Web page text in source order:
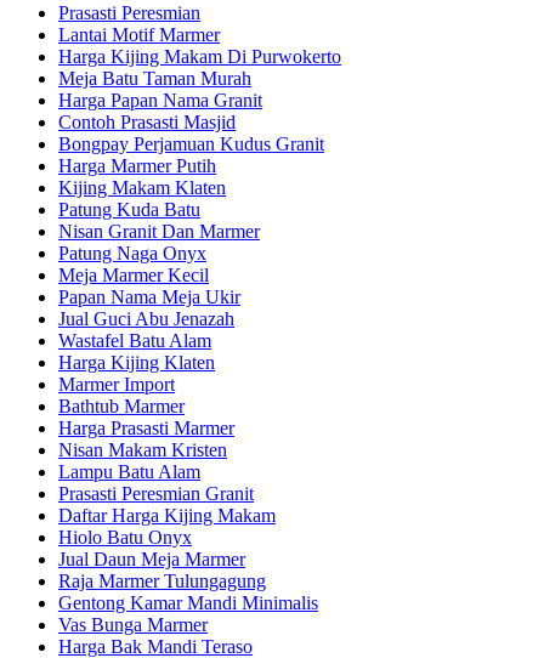
Prasasti Peresmian
Lantai Motif Marmer
Harga Kijing Makam Di Purwokerto
Meja Batu Taman Murah
Harga Papan Nama Granit
Contoh Prasasti Masjid
Bongpay Perjamuan Kudus Granit
Harga Marmer Putih
Kijing Makam Klaten
Patung Kuda Batu
Nisan Granit Dan Marmer
Patung Naga Onyx
Meja Marmer Kecil
Papan Nama Meja Ukir
Jual Guci Abu Jenazah
Wastafel Batu Alam
Harga Kijing Klaten
Marmer Import
Bathtub Marmer
Harga Prasasti Marmer
Nisan Makam Kristen
Lampu Batu Alam
Prasasti Peresmian Granit
Daftar Harga Kijing Makam
Hiolo Batu Onyx
Jual Daun Meja Marmer
Raja Marmer Tulungagung
Gentong Kamar Mandi Minimalis
Vas Bunga Marmer
Harga Bak Mandi Teraso